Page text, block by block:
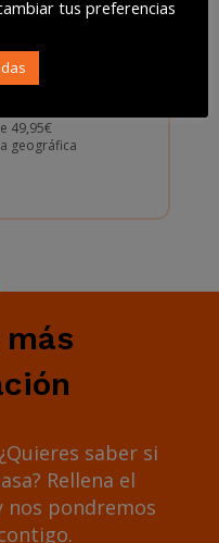
/mes
49,95€
geográfica
saber si
Rellena el
pondremos
tus preferencias